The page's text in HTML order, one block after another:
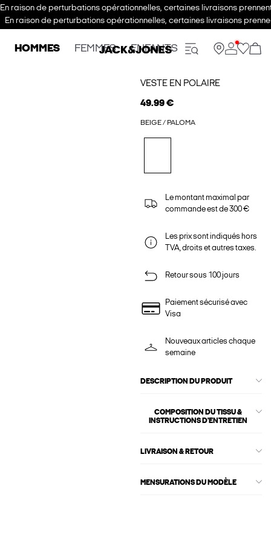
En raison de perturbations opérationnelles, certaines livraisons
En raison de perturbations opérationnelles, certaines livraisons
HOMMES FEMMES ENFANTS
VESTE EN POLAIRE
49.99 €
BEIGE / PALOMA
Le montant maximal par
commande est de 300 €
Les prix sont indiqués hors
TVA, droits et autres taxes.
Retour sous 100 jours
Paiement sécurisé avec
Visa
Nouveaux articles chaque
semaine
DESCRIPTION DU PRODUIT
COMPOSITION DU TISSU &
INSTRUCTIONS D'ENTRETIEN
LIVRAISON & RETOUR
MENSURATIONS DU MODÈLE